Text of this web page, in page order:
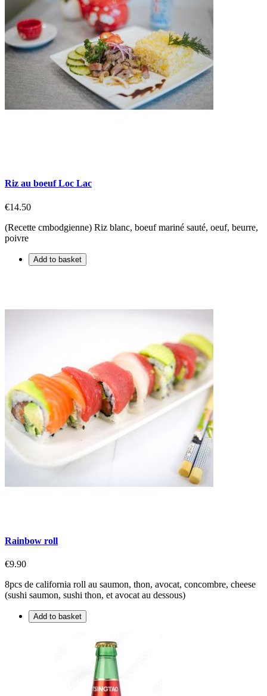
Riz au boeuf Loc Lac
€14.50
(Recette cmbodgienne) Riz blanc, boeuf mariné sauté, oeuf, beurre,
poivre
Add to basket
Rainbow roll
€9.90
8pcs de california roll au saumon, thon, avocat, concombre, cheese
(sushi saumon, sushi thon, et avocat au dessous)
Add to basket